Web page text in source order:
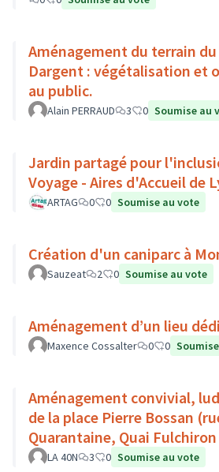
Aménagement du terrain
Dargent : végétalisation et
au public.
Alain PERRAUD 3 0 Soumise au
Jardin partagé pour
Voyage - Aires d'Accueil de
ARTAG 0 0 Soumise au vote
Création d'un caniparc à
Sauzeat 2 0 Soumise au vote
Aménagement d’un lieu
Maxence Cossalter 0 0
Aménagement convivial,
de la place Pierre Bossan
Quarantaine, Quai
étroits, Montée de Chouans)
LA 40N 3 0 Soumise au vote